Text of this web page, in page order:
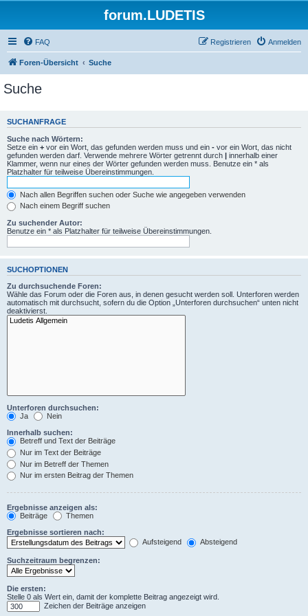
forum.LUDETIS
FAQ Anmelden
Registrieren
Foren-Übersicht Suche
Suche
SUCHANFRAGE
Suche nach Wörtern:
Setze ein + vor ein Wort, das gefunden werden muss und ein - vor ein Wort, das nicht
gefunden werden darf. Verwende mehrere Wörter getrennt durch | innerhalb einer
Klammer, wenn nur eines der Wörter gefunden werden muss. Benutze ein * als
Platzhalter für teilweise Übereinstimmungen.
Nach allen Begriffen suchen oder Suche wie angegeben verwenden
Nach einem Begriff suchen
Zu suchender Autor:
Benutze ein * als Platzhalter für teilweise Übereinstimmungen.
SUCHOPTIONEN
Zu durchsuchende Foren:
Wähle das Forum oder die Foren aus, in denen gesucht werden soll. Unterforen werden
automatisch mit durchsucht, sofern du die Option „Unterforen durchsuchen“ unten nicht
deaktivierst.
Unterforen durchsuchen:
Ja
Nein
Innerhalb suchen:
Betreff und Text der Beiträge
Nur im Text der Beiträge
Nur im Betreff der Themen
Nur im ersten Beitrag der Themen
Ergebnisse anzeigen als:
Beiträge
Themen
Ergebnisse sortieren nach:
Aufsteigend
Absteigend
Suchzeitraum begrenzen:
Die ersten:
Stelle 0 als Wert ein, damit der komplette Beitrag angezeigt wird.
Zeichen der Beiträge anzeigen